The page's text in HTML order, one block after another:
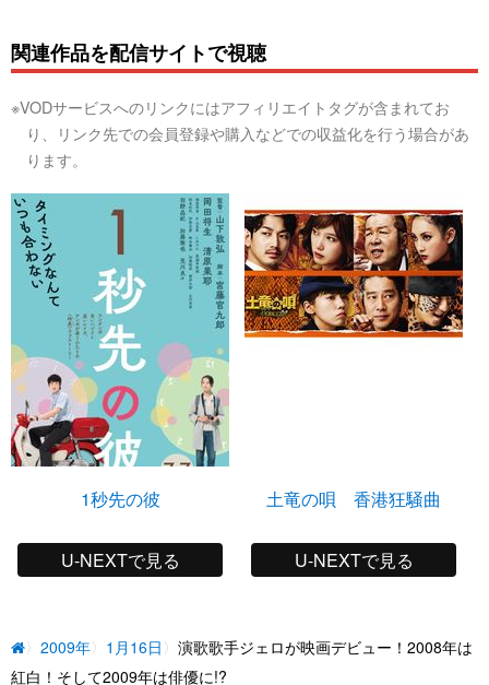
関連作品を配信サイトで視聴
※VODサービスへのリンクにはアフィリエイトタグが含まれてお
り、リンク先での会員登録や購入などでの収益化を行う場合があ
ります。
1秒先の彼
U-NEXTで見る
土竜の唄 香港狂騒曲
U-NEXTで見る
2009年 1月16日
演歌歌手ジェロが映画デビュー！2008年は
紅白！そして2009年は俳優に!?